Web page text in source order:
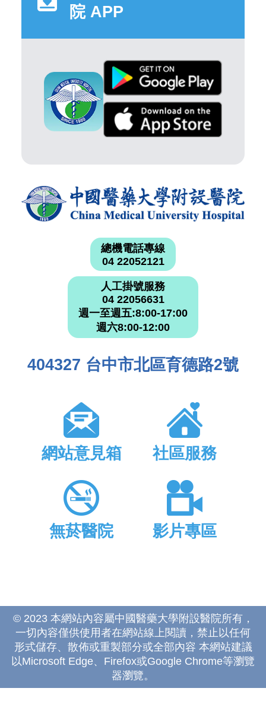
院 APP
總機電話專線
04 22052121
人工掛號服務
04 22056631
週一至週五:8:00-17:00
週六8:00-12:00
404327 台中市北區育德路2號
網站意見箱 社區服務
無菸醫院 影片專區
© 2023 本網站內容屬中國醫藥大學附設醫院所有，
一切內容僅供使用者在網站線上閱讀，禁止以任何
形式儲存、散佈或重製部分或全部內容 本網站建議
以Microsoft Edge、Firefox或Google Chrome等瀏覽
器瀏覽。